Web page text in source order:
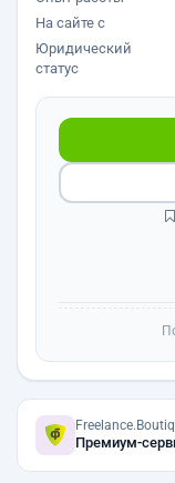
На сайте с
Юридический
статус
Премиум-